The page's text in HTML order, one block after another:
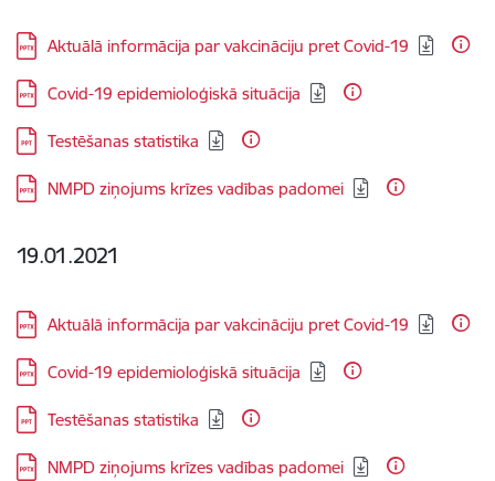
Lejupielādēt:
Aktuālā informācija par vakcināciju pret Covid-19
Lejupielādēt:
Covid-19 epidemioloģiskā situācija
Lejupielādēt:
Testēšanas statistika
Lejupielādēt:
NMPD ziņojums krīzes vadības padomei
19.01.2021
Lejupielādēt:
Aktuālā informācija par vakcināciju pret Covid-19
Lejupielādēt:
Covid-19 epidemioloģiskā situācija
Lejupielādēt:
Testēšanas statistika
Lejupielādēt:
NMPD ziņojums krīzes vadības padomei